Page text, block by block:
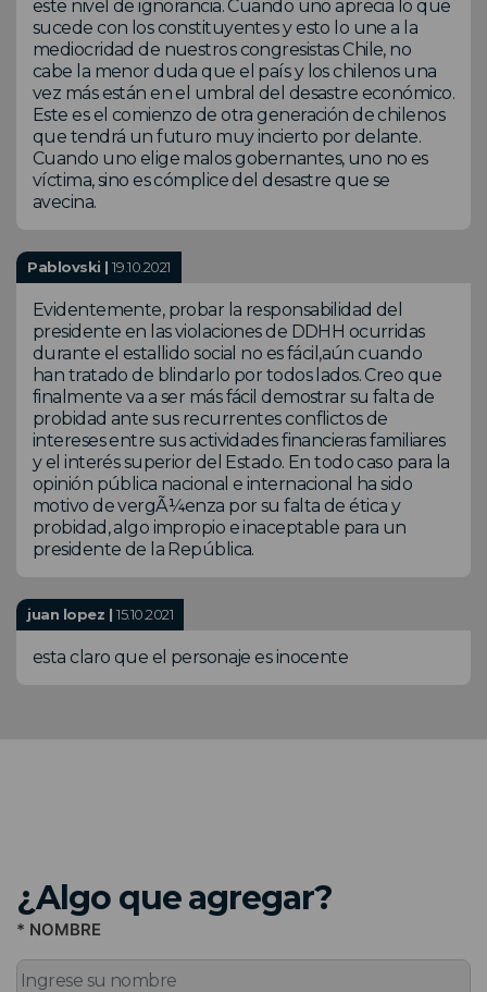
este nivel de ignorancia. Cuando uno aprecia lo que
sucede con los constituyentes y esto lo une a la
mediocridad de nuestros congresistas Chile, no
cabe la menor duda que el país y los chilenos una
vez más están en el umbral del desastre económico.
Este es el comienzo de otra generación de chilenos
que tendrá un futuro muy incierto por delante.
Cuando uno elige malos gobernantes, uno no es
víctima, sino es cómplice del desastre que se
avecina.
Pablovski |19.10.2021
Evidentemente, probar la responsabilidad del
presidente en las violaciones de DDHH ocurridas
durante el estallido social no es fácil,aún cuando
han tratado de blindarlo por todos lados. Creo que
finalmente va a ser más fácil demostrar su falta de
probidad ante sus recurrentes conflictos de
intereses entre sus actividades financieras familiares
y el interés superior del Estado. En todo caso para la
opinión pública nacional e internacional ha sido
motivo de vergÃ¼enza por su falta de ética y
probidad, algo impropio e inaceptable para un
presidente de la República.
juan lopez |15.10.2021
esta claro que el personaje es inocente
¿Algo que agregar?
* NOMBRE